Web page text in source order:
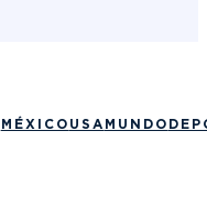
MÉXICO USA MUNDO